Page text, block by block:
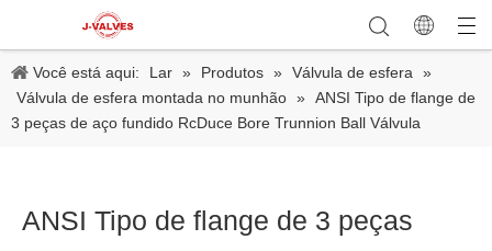
Você está aqui: Lar » Produtos » Válvula de esfera
»
Válvula de esfera montada no munhão » ANSI Tipo de flange de
3 peças de aço fundido RcDuce Bore Trunnion Ball Válvula
ANSI Tipo de flange de 3 peças